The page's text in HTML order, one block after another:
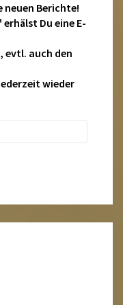
neuen Berichte!
Du eine E-
evtl. auch den
wieder